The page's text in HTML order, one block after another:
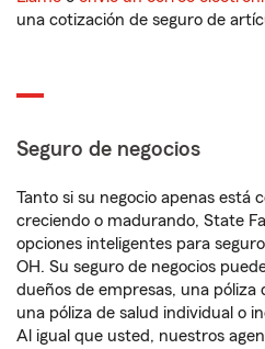
una cotización de seguro de
Seguro de negocios
Tanto si su negocio apenas está
creciendo o madurando, State
opciones inteligentes para
OH. Su seguro de negocios
dueños de empresas, una póliza
una póliza de salud individual o
Al igual que usted, nuestros